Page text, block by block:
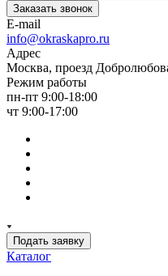
Заказать звонок
E-mail
info@okraskapro.ru
Адрес
Москва, проезд
Режим работы
пн-пт 9:00-18:00
чт 9:00-17:00
Подать заявку
Каталог